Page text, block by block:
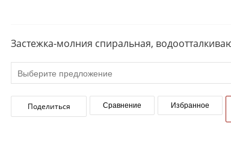
Застежка-молния спиральная,
Поделиться Сравнение Избранное